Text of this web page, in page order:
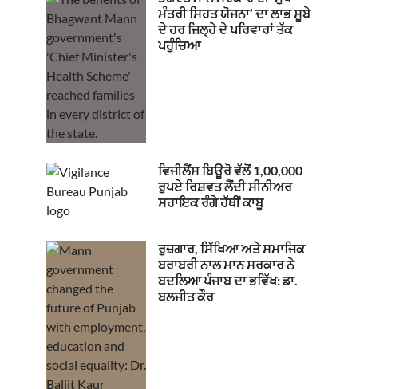
ਮੰਤਰੀ ਸਿਹਤ ਯੋਜਨਾ’ ਦਾ ਲਾਭ ਸੂਬੇ
ਦੇ ਹਰ ਜ਼ਿਲ੍ਹੇ ਦੇ ਪਰਿਵਾਰਾਂ ਤੱਕ
ਪਹੁੰਚਿਆ
ਵਿਜੀਲੈਂਸ ਬਿਊਰੋ ਵੱਲੋਂ 1,00,000
ਰੁਪਏ ਰਿਸ਼ਵਤ ਲੈਂਦੀ ਸੀਨੀਅਰ
ਸਹਾਇਕ ਰੰਗੇ ਹੱਥੀਂ ਕਾਬੂ
ਰੁਜ਼ਗਾਰ, ਸਿੱਖਿਆ ਅਤੇ ਸਮਾਜਿਕ
ਬਰਾਬਰੀ ਨਾਲ ਮਾਨ ਸਰਕਾਰ ਨੇ
ਬਦਲਿਆ ਪੰਜਾਬ ਦਾ ਭਵਿੱਖ: ਡਾ.
ਬਲਜੀਤ ਕੌਰ